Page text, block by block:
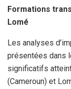
Formations
Lomé
Les analyses
présentées dans
significatifs
(Cameroun) et